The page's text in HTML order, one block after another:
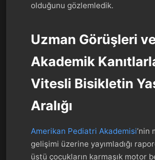
olduğunu gözlemledik.
Uzman Görüşleri
Akademik
Vitesli Bisikletin
Aralığı
Amerikan Pediatri Akademisi’nin
gelişimi üzerine yayımladığı
üstü çocukların karmaşık motor